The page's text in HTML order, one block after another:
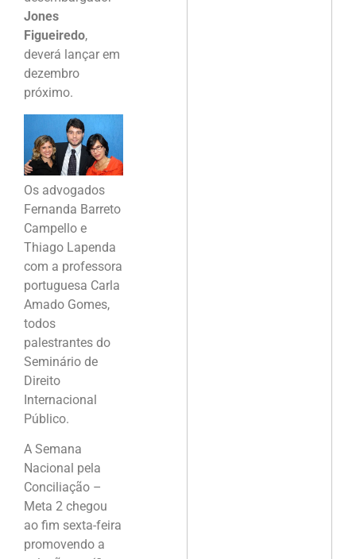
Jones
Figueiredo,
deverá lançar em
dezembro
próximo.
Os advogados
Fernanda Barreto
Campello e
Thiago Lapenda
com a professora
portuguesa Carla
Amado Gomes,
todos
palestrantes do
Seminário de
Direito
Internacional
Público.
A Semana
Nacional pela
Conciliação –
Meta 2 chegou
ao fim sexta-feira
promovendo a